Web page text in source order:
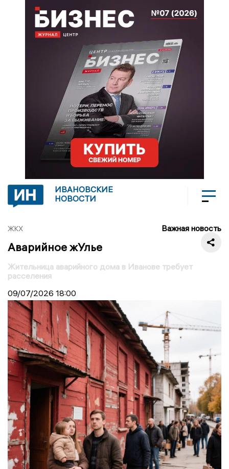
ИВАНОВСКИЕ
НОВОСТИ
ЖКХ Важная новость
Аварийное жУлье
Жительница аварийного дома в Иванове требует
расселения
09/07/2026 18:00